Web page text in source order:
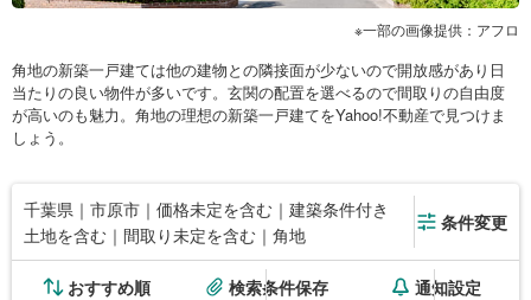
一部の画像提供：アフロ
角地の新築一戸建ては他の建物との隣接面が少ないので開放感があり日
当たりの良い物件が多いです。玄関の配置を選べるので間取りの自由度
が高いのも魅力。角地の理想の新築一戸建てをYahoo!不動産で見つけま
しょう。
千葉県｜市原市｜価格未定を含む｜建築条件付き
土地を含む｜間取り未定を含む｜角地
条件変更
おすすめ順 検索条件保存 通知設定